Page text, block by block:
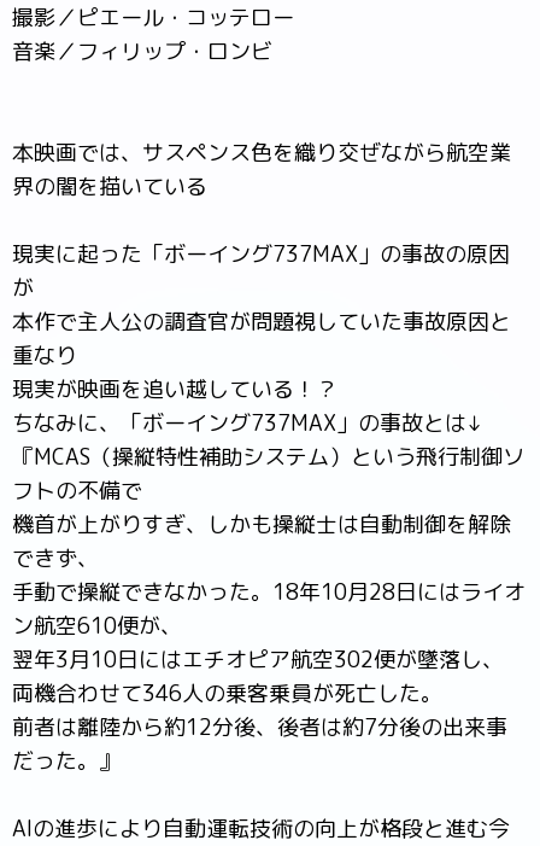
撮影／ピエール・コッテロー
音楽／フィリップ・ロンビ
本映画では、サスペンス色を織り交ぜながら航空業
界の闇を描いている
現実に起った「ボーイング737MAX」の事故の原因
が
本作で主人公の調査官が問題視していた事故原因と
重なり
現実が映画を追い越している！？
ちなみに、「ボーイング737MAX」の事故とは↓
『MCAS（操縦特性補助システム）という飛行制御ソ
フトの不備で
機首が上がりすぎ、しかも操縦士は自動制御を解除
できず、
手動で操縦できなかった。18年10月28日にはライオ
ン航空610便が、
翌年3月10日にはエチオピア航空302便が墜落し、
両機合わせて346人の乗客乗員が死亡した。
前者は離陸から約12分後、後者は約7分後の出来事
だった。』
AIの進歩により自動運転技術の向上が格段と進む今